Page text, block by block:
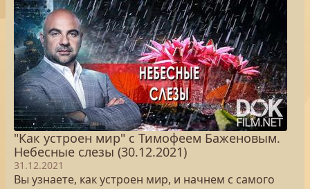
"Как устроен мир" с Тимофеем Баженовым.
Небесные слезы (30.12.2021)
31.12.2021
Вы узнаете, как устроен мир, и начнем с самого